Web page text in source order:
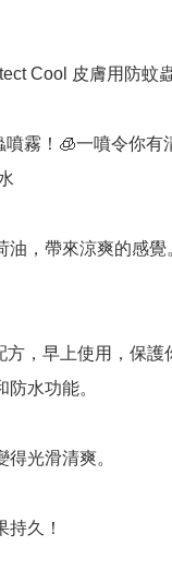
Cool 皮膚用防蚊
霧！🧊一噴令你有
油，帶來涼爽的感
方，早上使用，保護
防水功能。
光滑清爽。
持久！